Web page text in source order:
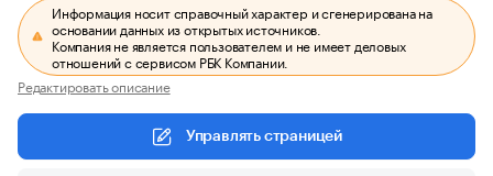
Информация носит справочный характер и сгенерирована на
основании данных из открытых источников.
Компания не является пользователем и не имеет деловых
отношений с сервисом РБК Компании.
Редактировать описание
Управлять страницей